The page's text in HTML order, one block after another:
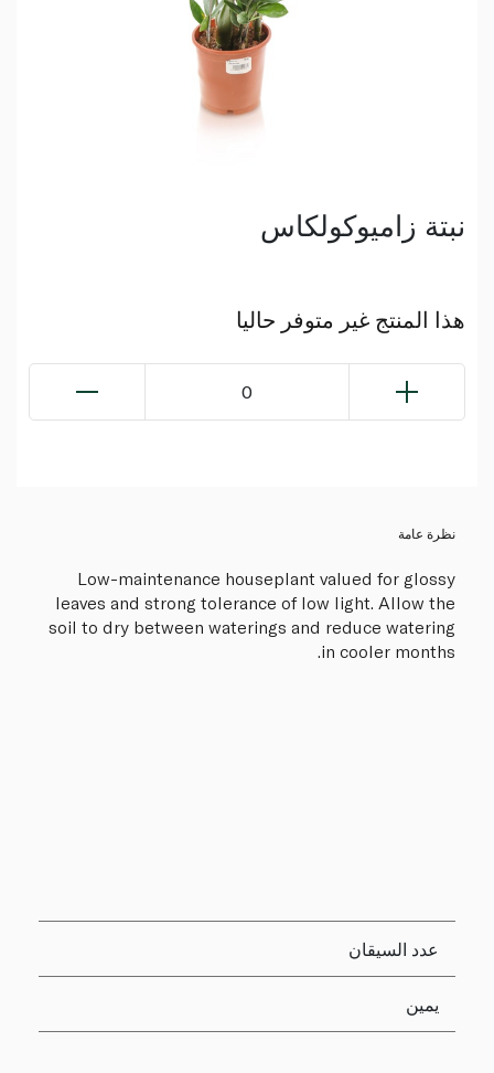
نبتة زاميوكولكاس
هذا المنتج غير متوفر حاليا
0
نظرة عامة
Low-maintenance houseplant valued for glossy
leaves and strong tolerance of low light. Allow the
soil to dry between waterings and reduce watering
in cooler months.
عدد السيقان
يمين